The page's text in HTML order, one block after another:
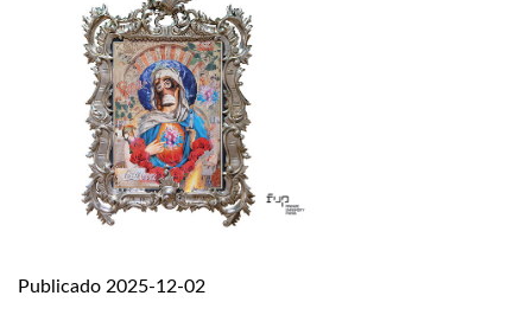
Publicado 2025-12-02